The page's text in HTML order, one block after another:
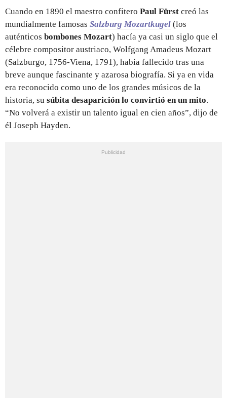
Cuando en 1890 el maestro confitero Paul Fürst creó las
mundialmente famosas Salzburg Mozartkugel (los
auténticos bombones Mozart) hacía ya casi un siglo que el
célebre compositor austriaco, Wolfgang Amadeus Mozart
(Salzburgo, 1756-Viena, 1791), había fallecido tras una
breve aunque fascinante y azarosa biografía. Si ya en vida
era reconocido como uno de los grandes músicos de la
historia, su súbita desaparición lo convirtió en un mito.
“No volverá a existir un talento igual en cien años”, dijo de
él Joseph Hayden.